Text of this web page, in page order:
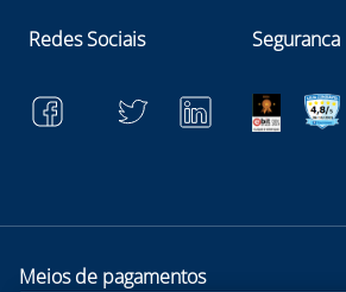
Redes Sociais Seguranca
Meios de pagamentos